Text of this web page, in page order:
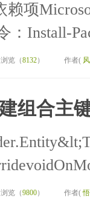
项
：Install-
浏览（8132） 作者(
组合主
浏览（9800） 作者(